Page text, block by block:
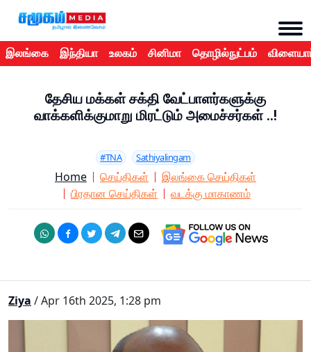
இலங்கை இந்தியா உலகம் சினிமா தொழில்நுட்பம்
தேசிய மக்கள் சக்தி வேட்பாளர்களுக்கு
வாக்களிக்குமாறு மிரட்டும் அமைச்சர்கள் ..!
#TNA Sathiyalingam
Home செய்திகள்
இலங்கை செய்திகள்
பிரதான செய்திகள்
வடக்கு மாகாணம்
Ziya / Apr 16th 2025, 1:28 pm